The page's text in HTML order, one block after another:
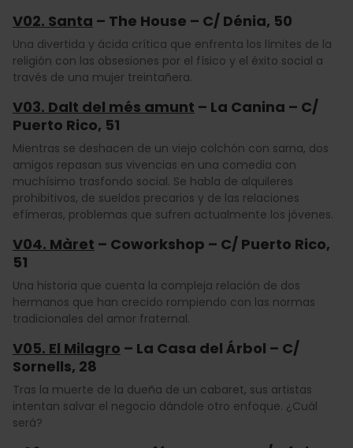
V02. Santa – The House – C/ Dénia, 50
Una divertida y ácida crítica que enfrenta los límites de la
religión con las obsesiones por el físico y el éxito social a
través de una mujer treintañera.
V03. Dalt del més amunt – La Canina – C/
Puerto Rico, 51
Mientras se deshacen de un viejo colchón con sarna, dos
amigos repasan sus vivencias en una comedia con
muchísimo trasfondo social. Se habla de alquileres
prohibitivos, de sueldos precarios y de las relaciones
efímeras, problemas que sufren actualmente los jóvenes.
V04. Màret – Coworkshop – C/ Puerto Rico,
51
Una historia que cuenta la compleja relación de dos
hermanos que han crecido rompiendo con las normas
tradicionales del amor fraternal.
V05. El Milagro – La Casa del Árbol – C/
Sornells, 28
Tras la muerte de la dueña de un cabaret, sus artistas
intentan salvar el negocio dándole otro enfoque. ¿Cuál
será?